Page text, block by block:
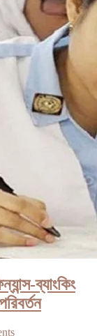
ব্যাংকিং